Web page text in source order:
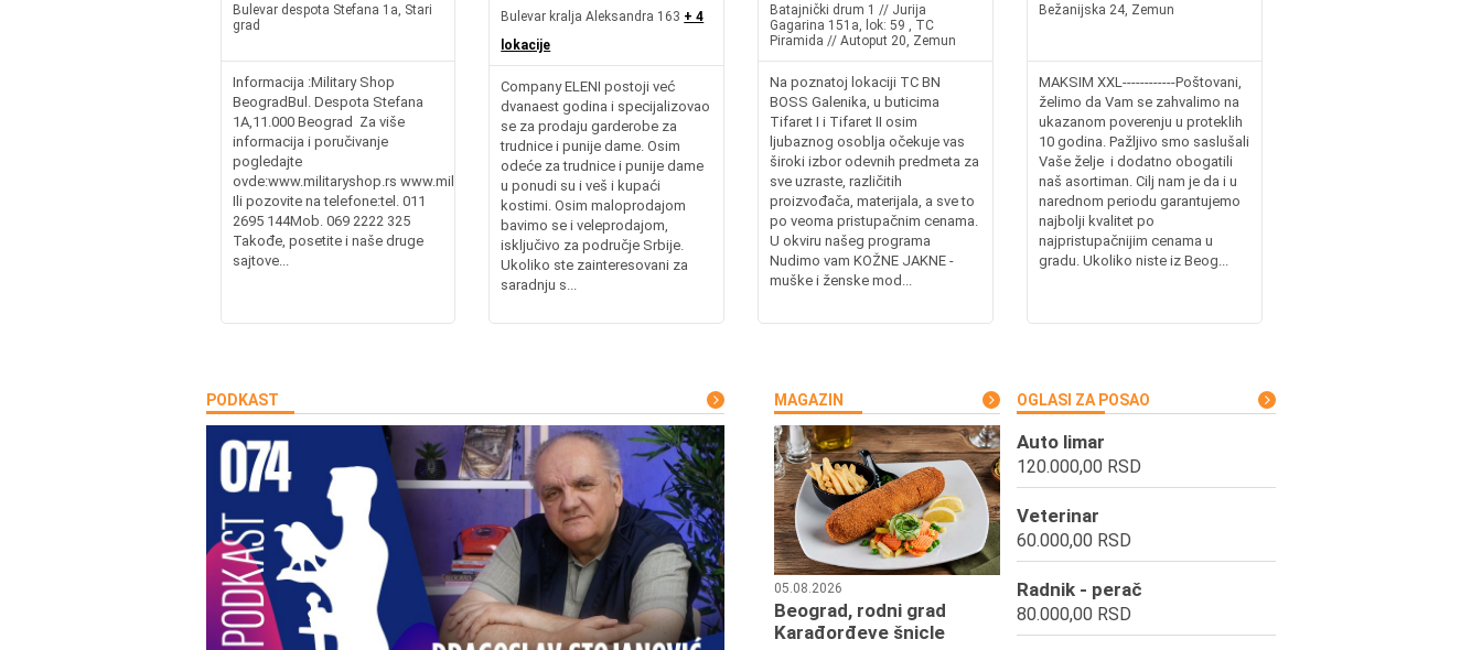
Bulevar despota Stefana 1a, Stari
grad
Informacija :Military Shop
BeogradBul. Despota Stefana
1A,11.000 Beograd Za više
informacija i poručivanje
pogledajte
ovde:www.militaryshop.rs www.militaria.rswww.militaryshop.bawww.militaryshop.mk
Ili pozovite na telefone:tel. 011
2695 144Mob. 069 2222 325
Takođe, posetite i naše druge
sajtove...
Bulevar kralja Aleksandra 163 + 4
lokacije
Company ELENI postoji već
dvanaest godina i specijalizovao
se za prodaju garderobe za
trudnice i punije dame. Osim
odeće za trudnice i punije dame
u ponudi su i veš i kupaći
kostimi. Osim maloprodajom
bavimo se i veleprodajom,
isključivo za područje Srbije.
Ukoliko ste zainteresovani za
saradnju s...
Batajnički drum 1 // Jurija
Gagarina 151a, lok: 59 , TC
Piramida // Autoput 20, Zemun
Na poznatoj lokaciji TC BN
BOSS Galenika, u buticima
Tifaret I i Tifaret II osim
ljubaznog osoblja očekuje vas
široki izbor odevnih predmeta za
sve uzraste, različitih
proizvođača, materijala, a sve to
po veoma pristupačnim cenama.
U okviru našeg programa
Nudimo vam KOŽNE JAKNE -
muške i ženske mod...
Bežanijska 24, Zemun
MAKSIM XXL------------Poštovani,
želimo da Vam se zahvalimo na
ukazanom poverenju u proteklih
10 godina. Pažljivo smo saslušali
Vaše želje i dodatno obogatili
naš asortiman. Cilj nam je da i u
narednom periodu garantujemo
najbolji kvalitet po
najpristupačnijim cenama u
gradu. Ukoliko niste iz Beog...
PODKAST MAGAZIN
05.08.2026
Beograd, rodni grad
Karađorđeve šnicle
OGLASI ZA POSAO
Auto limar
120.000,00 RSD
Veterinar
60.000,00 RSD
Radnik - perač
80.000,00 RSD